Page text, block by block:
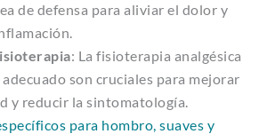
de defensa para aliviar el dolor y
: La fisioterapia analgésica
son cruciales para mejorar
y reducir la sintomatología.
para hombro, suaves y